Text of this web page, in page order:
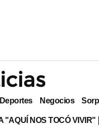
Deportes Negocios
"AQUÍ NOS TOCÓ VIVIR"